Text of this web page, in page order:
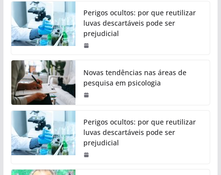
Perigos ocultos: por que reutilizar
luvas descartáveis pode ser
prejudicial
Novas tendências nas áreas de
pesquisa em psicologia
Perigos ocultos: por que reutilizar
luvas descartáveis pode ser
prejudicial